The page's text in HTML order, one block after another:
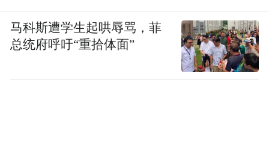
马科斯遭学生起哄辱骂，菲
总统府呼吁“重拾体面”